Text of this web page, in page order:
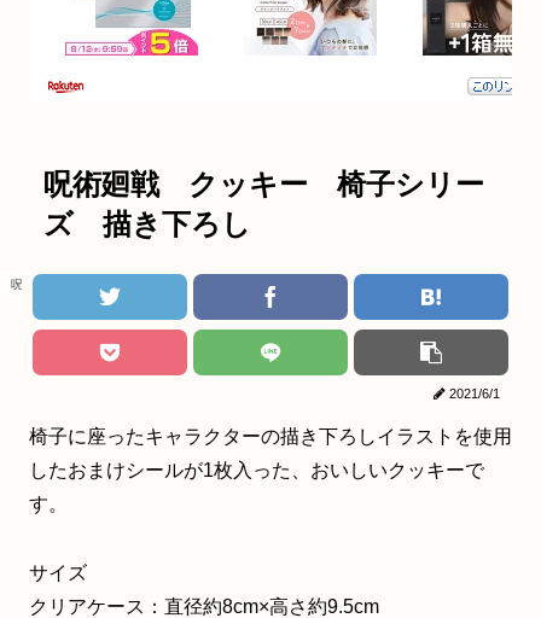
呪術廻戦 クッキー 椅子シリー
ズ 描き下ろし
呪術廻戦
2021/6/1
椅子に座ったキャラクターの描き下ろしイラストを使用
したおまけシールが1枚入った、おいしいクッキーで
す。
サイズ
クリアケース：直径約8cm×高さ約9.5cm